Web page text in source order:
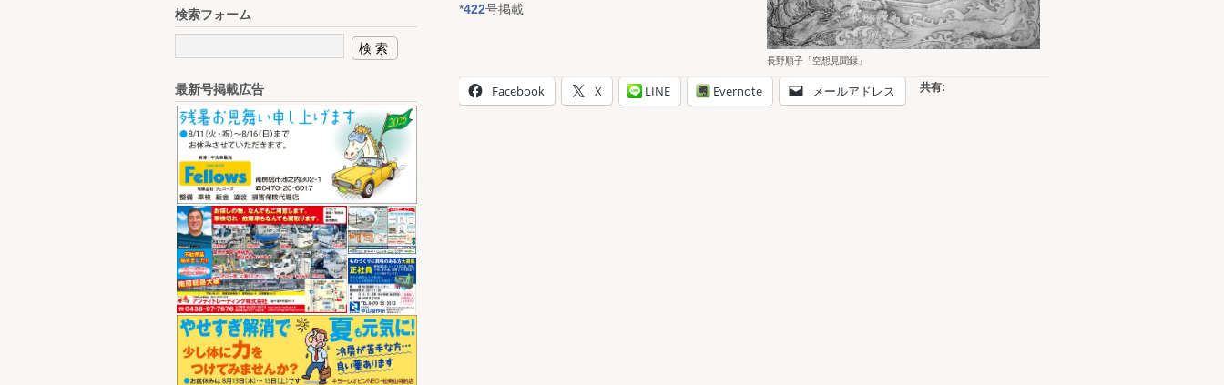
長野順子「空想見聞録」
*422号掲載
共有:
Facebook X LINE Evernote メールアドレス
検索フォーム
最新号掲載広告